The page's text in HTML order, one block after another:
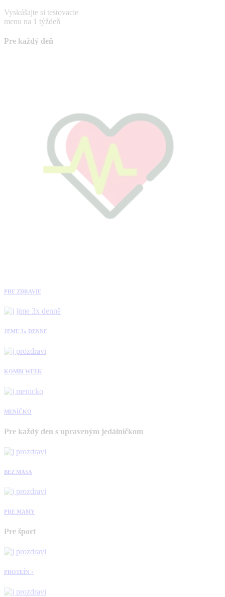
Vyskúšajte si testovacie
menu na 1 týždeň
Pre každý deň
PRE ZDRAVIE
JEME 3x DENNE
KOMBI WEEK
MENÍČKO
Pre každý den s upraveným jedálničkom
BEZ MÄSA
PRE MAMY
Pre šport
PROTEÍN +